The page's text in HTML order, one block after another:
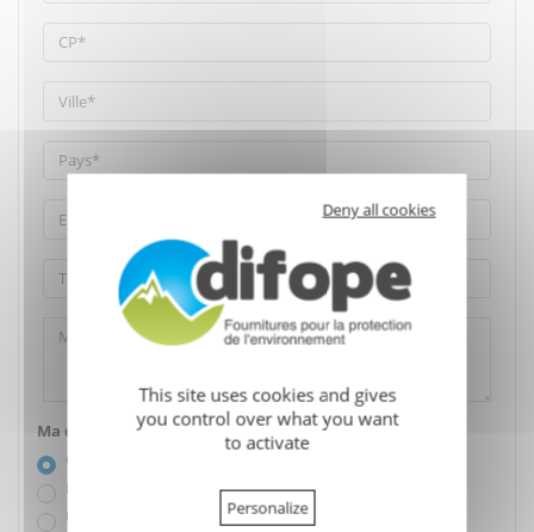
Ma demande concerne :
Ce produit
Plusieurs produits
Un conseil
Deny all cookies
This site uses cookies and gives
you control over what you want
to activate
Personalize